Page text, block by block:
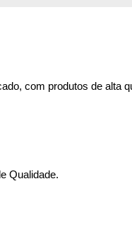
com produtos de alta
Qualidade.